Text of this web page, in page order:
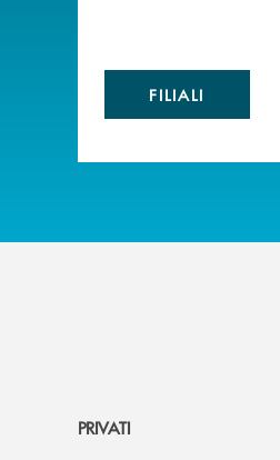
FILIALI
PRIVATI